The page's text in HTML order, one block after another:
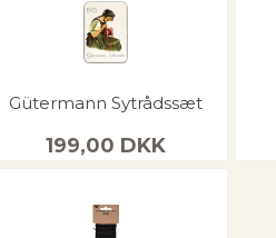
Gütermann Sytrådssæt
199,00 DKK